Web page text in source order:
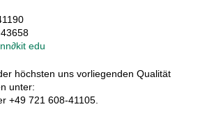
∂kit edu
höchsten uns vorliegenden Qualität
unter:
+49 721 608-41105.